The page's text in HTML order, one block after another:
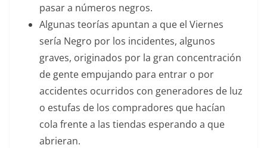
pasar a números negros.
Algunas teorías apuntan a que el Viernes
sería Negro por los incidentes, algunos
graves, originados por la gran concentración
de gente empujando para entrar o por
accidentes ocurridos con generadores de luz
o estufas de los compradores que hacían
cola frente a las tiendas esperando a que
abrieran.